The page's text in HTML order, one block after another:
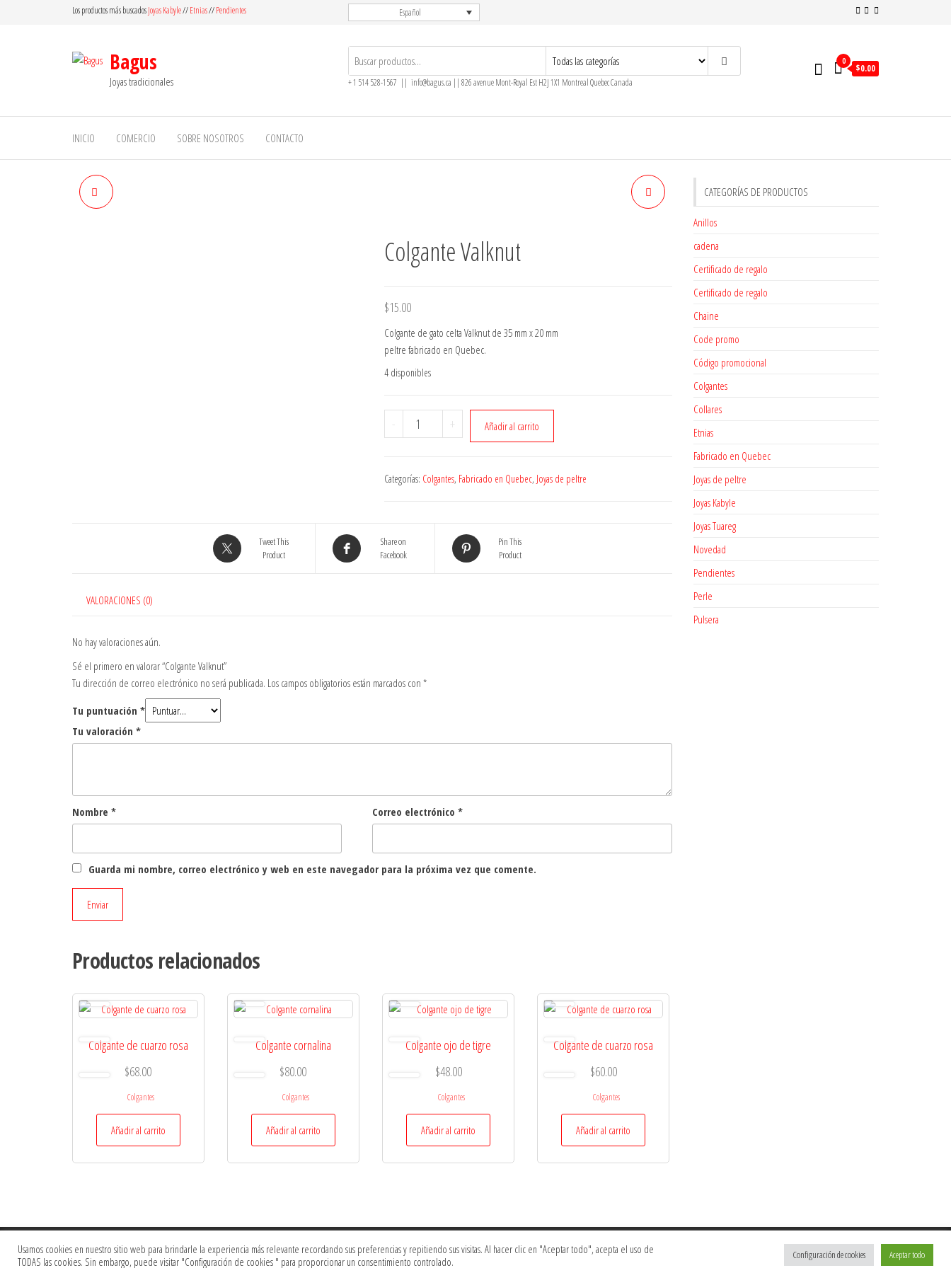
Los productos más buscadosJoyas Kabyle//Etnias//Pendientes Español
Bagus
Joyas tradicionales + 1 514 528-1567 || info@bagus.ca || 826avenue Mont-Royal Est H2J 1X1 MontrealQuebecCanada
0
$0.00
INICIO COMERCIO SOBRE NOSOTROS CONTACTO
Colgante Valknut
$15.00
Colgante de gato celta Valknut de 35 mm x 20 mm
peltre fabricado en Quebec.
4 disponibles
-
Colgante
Valknut
+ Añadir al carrito
Categorías: Colgantes, Fabricado en Quebec, Joyas de peltre
Tweet This
Product
Share on
Facebook
Pin This
Product
VALORACIONES (0)
No hay valoraciones aún.
Sé el primero en valorar “Colgante Valknut”
Tu dirección de correo electrónico no será publicada. Los campos obligatorios están marcados con *
Tu puntuación *
Tu valoración *
Nombre * Correo electrónico *
Guarda mi nombre, correo electrónico y web en este navegador para la próxima vez que comente.
Productos relacionados
Colgante de cuarzo rosa
$68.00
Colgantes
Añadir al carrito
Colgante cornalina
$80.00
Colgantes
Añadir al carrito
Colgante ojo de tigre
$48.00
Colgantes
Añadir al carrito
Colgante de cuarzo rosa
$60.00
Colgantes
Añadir al carrito
CATEGORÍAS DE PRODUCTOS
Anillos
cadena
Certificado de regalo
Certificado de regalo
Chaine
Code promo
Código promocional
Colgantes
Collares
Etnias
Fabricado en Quebec
Joyas de peltre
Joyas Kabyle
Joyas Tuareg
Novedad
Pendientes
Perle
Pulsera
All right reserved Bagus.ca| Online Store Site built bySysGear
Usamos cookies en nuestro sitio web para brindarle la experiencia más relevante recordando sus preferencias y repitiendo sus visitas. Al hacer clic en "Aceptar todo", acepta el uso de
TODAS las cookies. Sin embargo, puede visitar "Configuración de cookies " para proporcionar un consentimiento controlado.
Configuración de cookies Aceptar todo